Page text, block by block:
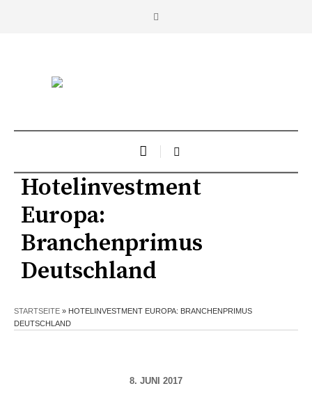
Hotelinvestment
Europa:
Branchenprimus
Deutschland
STARTSEITE » HOTELINVESTMENT EUROPA: BRANCHENPRIMUS
DEUTSCHLAND
8. JUNI 2017